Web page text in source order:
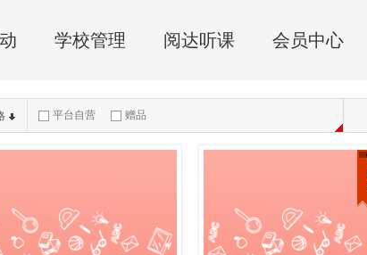
学校管理 阅达听课 会员中心
平台自营 赠品